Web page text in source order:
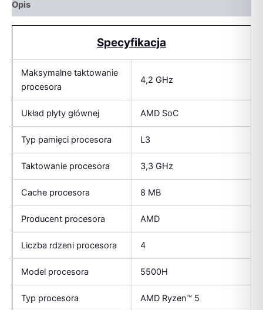
RTX
2050
Opis
Specyfikacja
Maksymalne taktowanie
procesora
4,2 GHz
Układ płyty głównej AMD SoC
Typ pamięci procesora L3
Taktowanie procesora 3,3 GHz
Cache procesora 8 MB
Producent procesora AMD
Liczba rdzeni procesora 4
Model procesora 5500H
Typ procesora AMD Ryzen™ 5